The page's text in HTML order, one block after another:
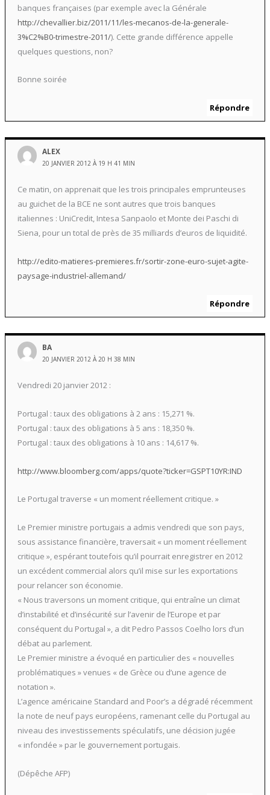
banques françaises (par exemple avec la Générale
http://chevallier.biz/2011/11/les-mecanos-de-la-generale-
3%C2%B0-trimestre-2011/). Cette grande différence appelle
quelques questions, non?
Bonne soirée
Répondre
ALEX
20 JANVIER 2012 À 19 H 41 MIN
Ce matin, on apprenait que les trois principales emprunteuses
au guichet de la BCE ne sont autres que trois banques
italiennes : UniCredit, Intesa Sanpaolo et Monte dei Paschi di
Siena, pour un total de près de 35 milliards d’euros de liquidité.
http://edito-matieres-premieres.fr/sortir-zone-euro-sujet-agite-
paysage-industriel-allemand/
Répondre
BA
20 JANVIER 2012 À 20 H 38 MIN
Vendredi 20 janvier 2012 :
Portugal : taux des obligations à 2 ans : 15,271 %.
Portugal : taux des obligations à 5 ans : 18,350 %.
Portugal : taux des obligations à 10 ans : 14,617 %.
http://www.bloomberg.com/apps/quote?ticker=GSPT10YR:IND
Le Portugal traverse « un moment réellement critique. »
Le Premier ministre portugais a admis vendredi que son pays,
sous assistance financière, traversait « un moment réellement
critique », espérant toutefois qu’il pourrait enregistrer en 2012
un excédent commercial alors qu’il mise sur les exportations
pour relancer son économie.
« Nous traversons un moment critique, qui entraîne un climat
d’instabilité et d’insécurité sur l’avenir de l’Europe et par
conséquent du Portugal », a dit Pedro Passos Coelho lors d’un
débat au parlement.
Le Premier ministre a évoqué en particulier des « nouvelles
problématiques » venues « de Grèce ou d’une agence de
notation ».
L’agence américaine Standard and Poor’s a dégradé récemment
la note de neuf pays européens, ramenant celle du Portugal au
niveau des investissements spéculatifs, une décision jugée
« infondée » par le gouvernement portugais.
(Dépêche AFP)